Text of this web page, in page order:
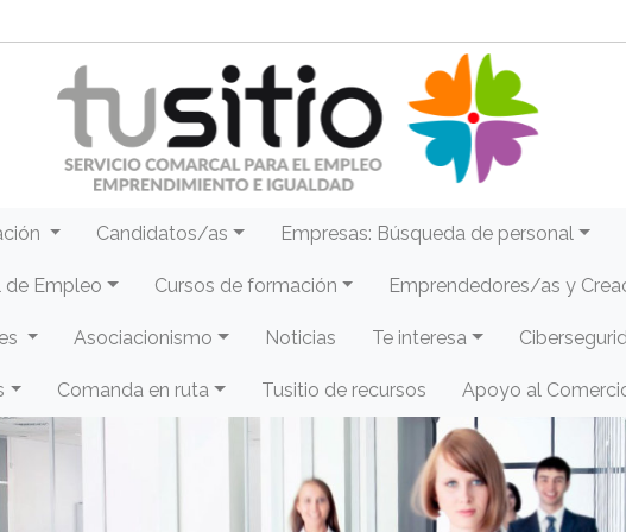
Candidatos/as Empresas: Búsqueda de personal
de Empleo Cursos de formación Emprendedores/as y
Asociacionismo Noticias Te interesa
Comanda en ruta Tusitio de recursos Apoyo al